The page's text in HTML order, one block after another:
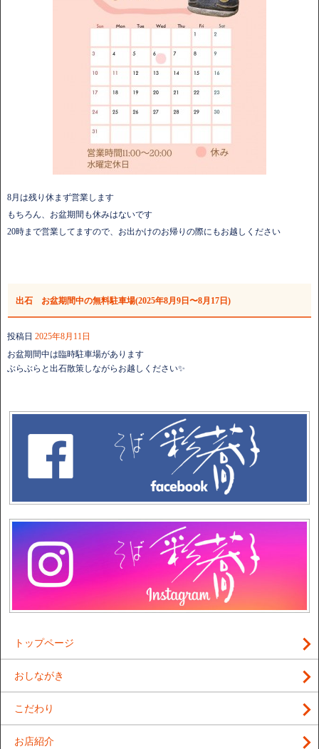
8月は残り休まず営業します
もちろん、お盆期間も休みはないです
20時まで営業してますので、お出かけのお帰りの際にもお越しください
出石 お盆期間中の無料駐車場(2025年8月9日〜8月17日)
投稿日 2025年8月11日
お盆期間中は臨時駐車場があります
ぶらぶらと出石散策しながらお越しください✨️
トップページ
おしながき
こだわり
お店紹介